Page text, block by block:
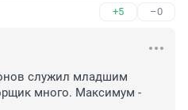
+5 –0
служил младшим
много. Максимум -